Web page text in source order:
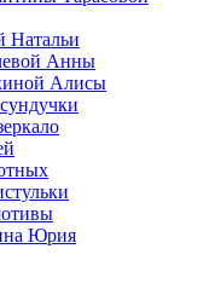
Натальи
Анны
Алисы
Юрия